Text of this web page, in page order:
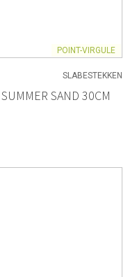
POINT-VIRGULE
SLABESTEKKEN
SAND 30CM